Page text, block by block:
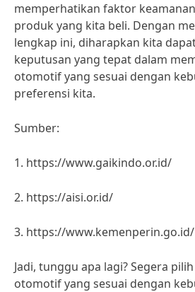
memperhatikan faktor
produk yang kita beli. Dengan
lengkap ini, diharapkan kita
keputusan yang tepat dalam
otomotif yang sesuai dengan
preferensi kita.
Sumber:
1. https://www.gaikindo.or.id/
2. https://aisi.or.id/
3. https://www.kemenperin.go.id/
Jadi, tunggu apa lagi? Segera
otomotif yang sesuai dengan